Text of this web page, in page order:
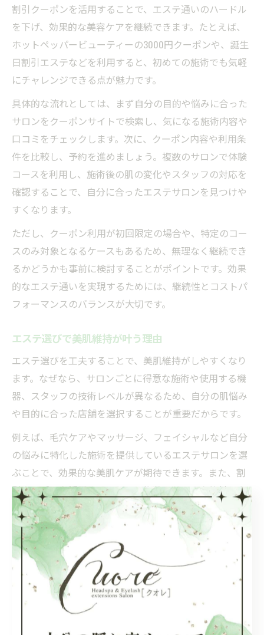
割引クーポンを活用することで、エステ通いのハードル
を下げ、効果的な美容ケアを継続できます。たとえば、
ホットペッパービューティーの3000円クーポンや、誕生
日割引エステなどを利用すると、初めての施術でも気軽
にチャレンジできる点が魅力です。
具体的な流れとしては、まず自分の目的や悩みに合った
サロンをクーポンサイトで検索し、気になる施術内容や
口コミをチェックします。次に、クーポン内容や利用条
件を比較し、予約を進めましょう。複数のサロンで体験
コースを利用し、施術後の肌の変化やスタッフの対応を
確認することで、自分に合ったエステサロンを見つけや
すくなります。
ただし、クーポン利用が初回限定の場合や、特定のコー
スのみ対象となるケースもあるため、無理なく継続でき
るかどうかも事前に検討することがポイントです。効果
的なエステ通いを実現するためには、継続性とコストパ
フォーマンスのバランスが大切です。
エステ選びで美肌維持が叶う理由
エステ選びを工夫することで、美肌維持がしやすくなり
ます。なぜなら、サロンごとに得意な施術や使用する機
器、スタッフの技術レベルが異なるため、自分の肌悩み
や目的に合った店舗を選択することが重要だからです。
例えば、毛穴ケアやマッサージ、フェイシャルなど自分
の悩みに特化した施術を提供しているエステサロンを選
ぶことで、効果的な美肌ケアが期待できます。また、割
引クーポンを活用することで、複数のサロンを比較しな
がら最適な店舗を探せるため、納得感のある選択が可能
です。
注意点として、安さだけで選ぶと施術の質や衛生面が不
十分な場合もあります。口コミや実際に体験したユーザ
ーの声を参考にしながら、信頼できるエステサロンを選
ぶことが、美肌維持の秘訣です。